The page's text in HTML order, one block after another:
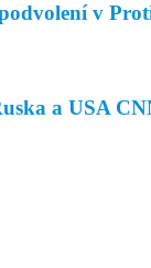
v
a USA